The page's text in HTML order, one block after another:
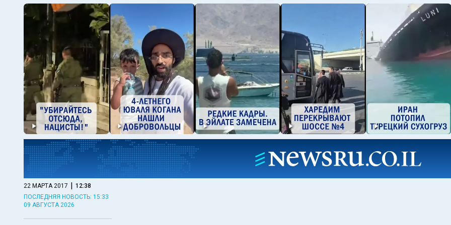
22 МАРТА 2017 | 12:38
ПОСЛЕДНЯЯ НОВОСТЬ: 15:33
09 АВГУСТА 2026